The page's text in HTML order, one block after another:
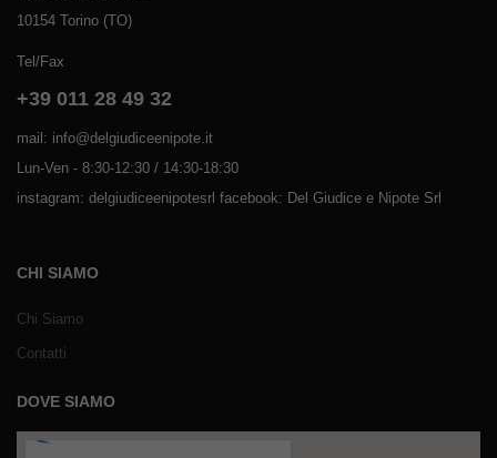
10154 Torino (TO)
Tel/Fax
+39 011 28 49 32
mail: info@delgiudiceenipote.it
Lun-Ven - 8:30-12:30 / 14:30-18:30
instagram: delgiudiceenipotesrl facebook: Del Giudice e Nipote Srl
CHI SIAMO
Chi Siamo
Contatti
DOVE SIAMO